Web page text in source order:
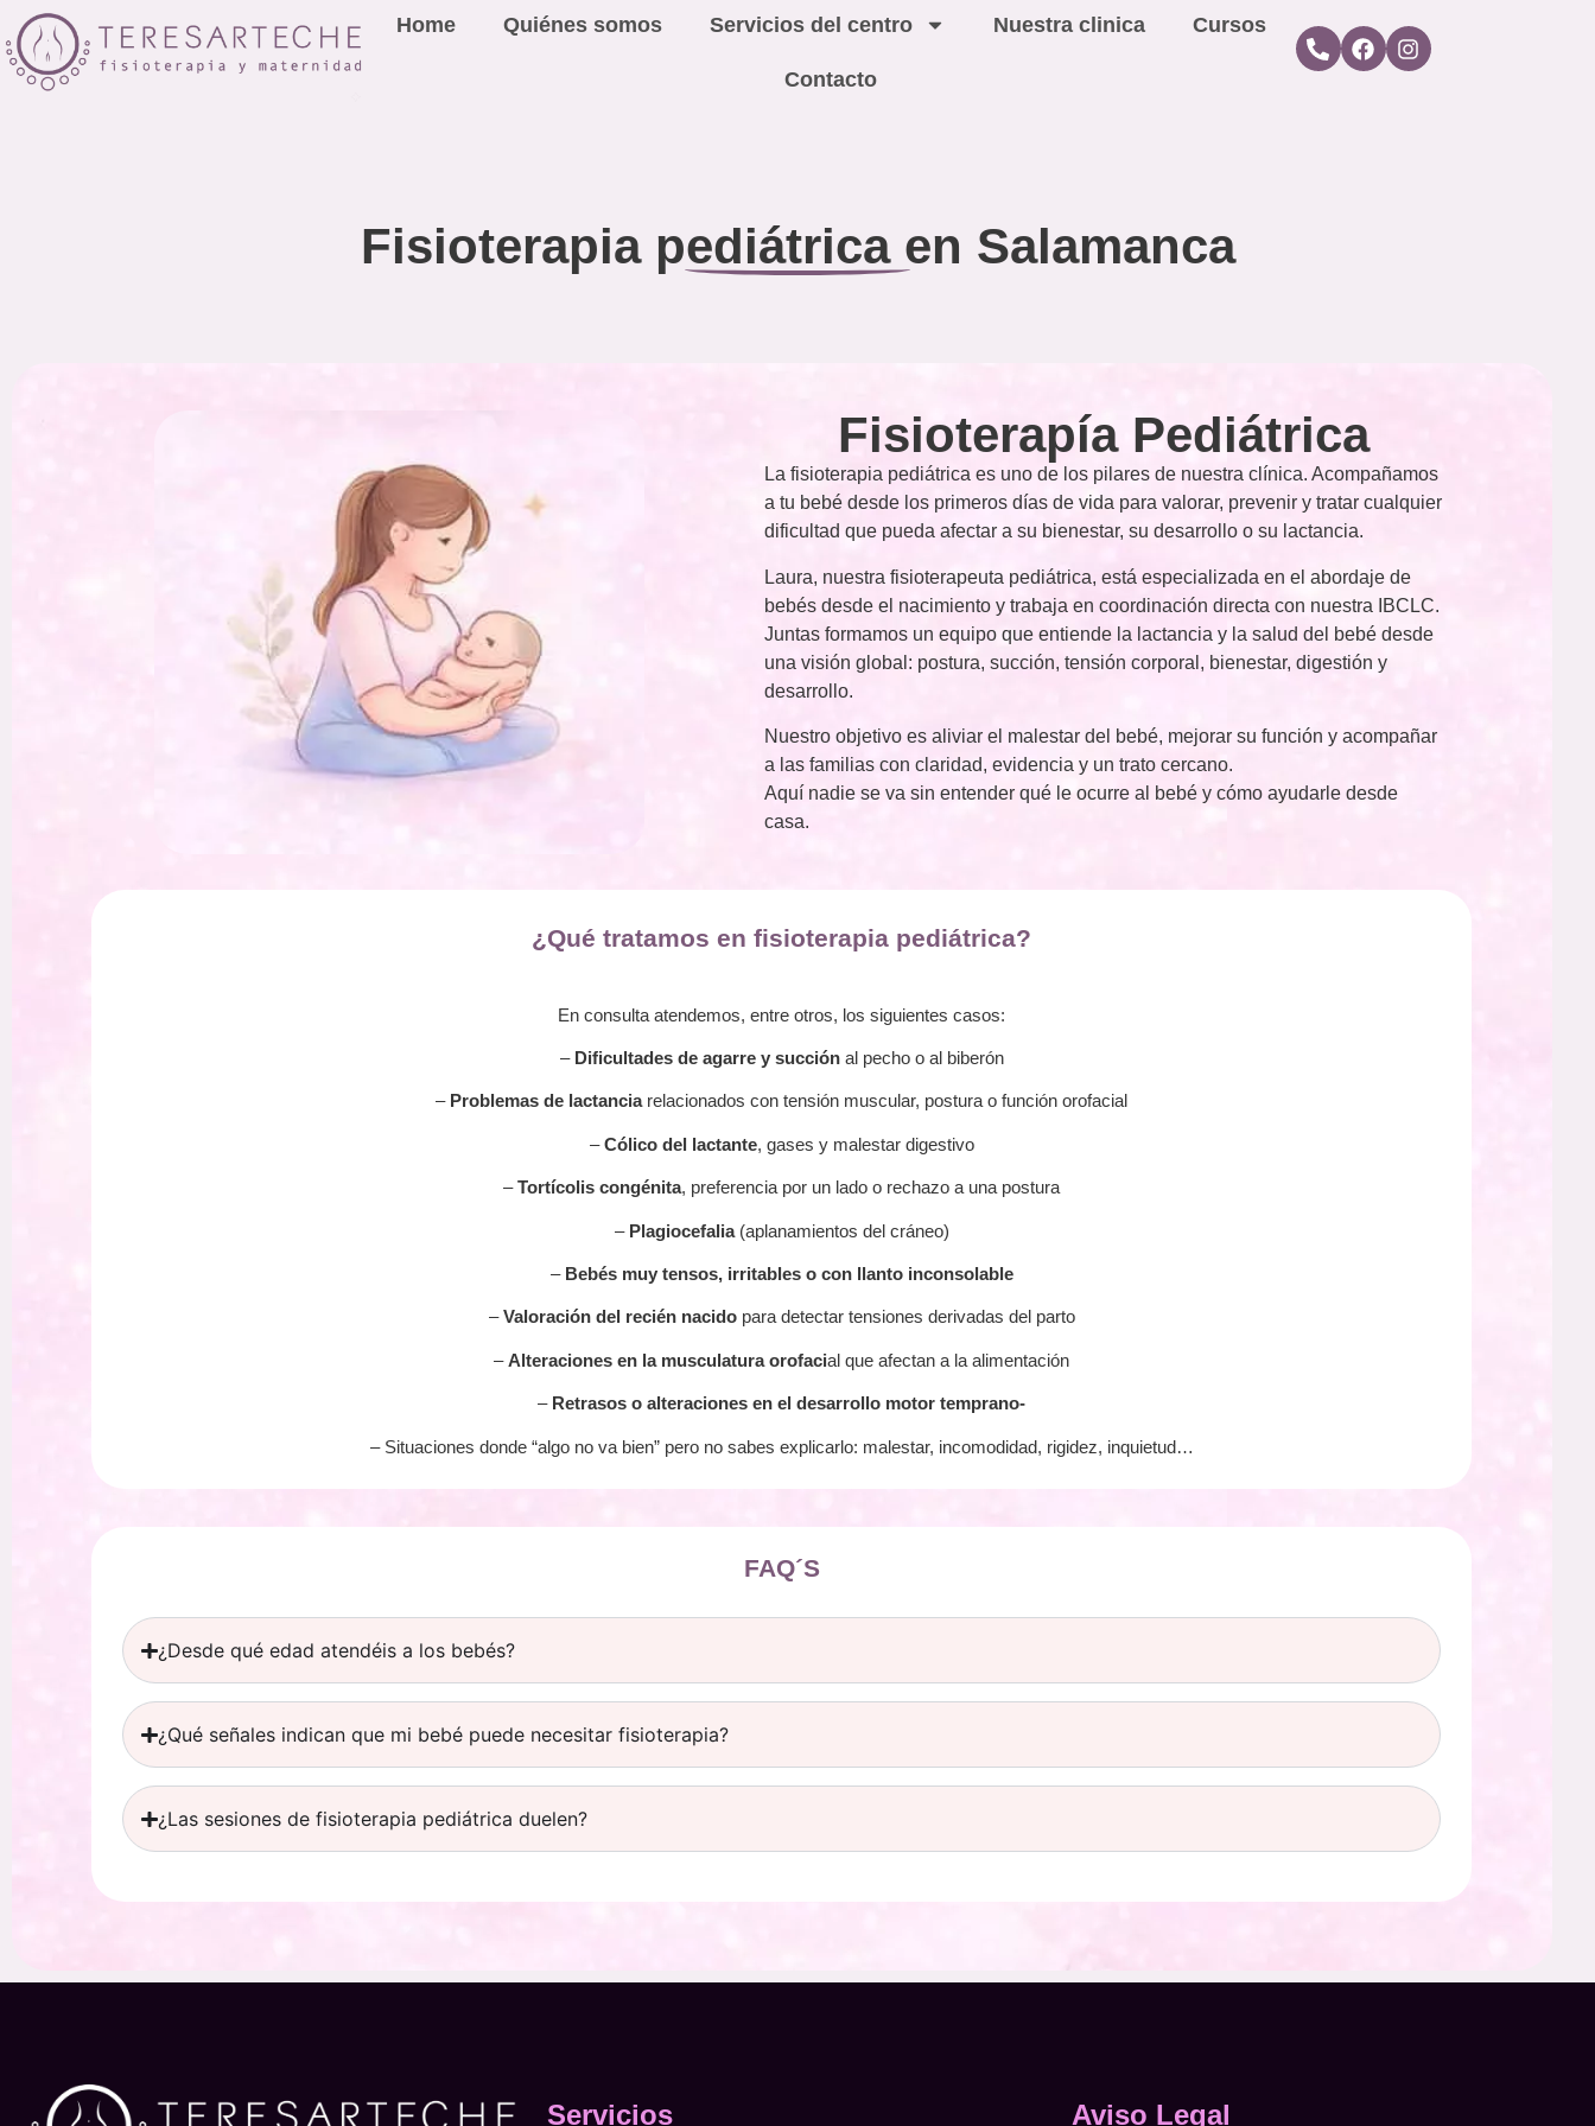
Home Quiénes somos Servicios del centro Nuestra clinica Cursos
Contacto
Fisioterapia pediátrica en Salamanca
Fisioterapía Pediátrica
La fisioterapia pediátrica es uno de los pilares de nuestra clínica. Acompañamos
a tu bebé desde los primeros días de vida para valorar, prevenir y tratar cualquier
dificultad que pueda afectar a su bienestar, su desarrollo o su lactancia.
Laura, nuestra fisioterapeuta pediátrica, está especializada en el abordaje de
bebés desde el nacimiento y trabaja en coordinación directa con nuestra IBCLC.
Juntas formamos un equipo que entiende la lactancia y la salud del bebé desde
una visión global: postura, succión, tensión corporal, bienestar, digestión y
desarrollo.
Nuestro objetivo es aliviar el malestar del bebé, mejorar su función y acompañar
a las familias con claridad, evidencia y un trato cercano.
Aquí nadie se va sin entender qué le ocurre al bebé y cómo ayudarle desde
casa.
¿Qué tratamos en fisioterapia pediátrica?
En consulta atendemos, entre otros, los siguientes casos:
–Dificultades de agarre y succiónal pecho o al biberón
– Problemas de lactanciarelacionados con tensión muscular, postura o función orofacial
–Cólico del lactante, gases y malestar digestivo
–Tortícolis congénita, preferencia por un lado o rechazo a una postura
– Plagiocefalia(aplanamientos del cráneo)
–Bebés muy tensos, irritables o con llanto inconsolable
–Valoración del recién nacidopara detectar tensiones derivadas del parto
–Alteraciones en la musculatura orofacial que afectan a la alimentación
–Retrasos o alteraciones en el desarrollo motor temprano-
– Situaciones donde “algo no va bien” pero no sabes explicarlo: malestar, incomodidad, rigidez, inquietud…
FAQ´S
¿Desde qué edad atendéis a los bebés?
¿Qué señales indican que mi bebé puede necesitar fisioterapia?
¿Las sesiones de fisioterapia pediátrica duelen?
Servicios Aviso Legal